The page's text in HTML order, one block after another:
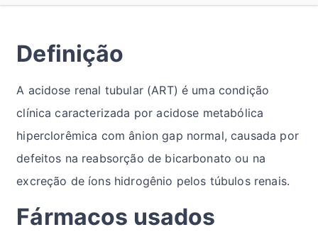
Definição
A acidose renal tubular (ART) é uma condição
clínica caracterizada por acidose metabólica
hiperclorêmica com ânion gap normal, causada por
defeitos na reabsorção de bicarbonato ou na
excreção de íons hidrogênio pelos túbulos renais.
Fármacos usados